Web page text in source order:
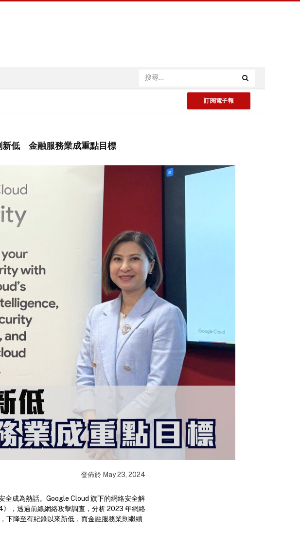
訂閱電子報
新低 金融服務業成重點目標
發佈於 May 23, 2024
全成為熱話。Google Cloud 旗下的網絡安全解
，透過前線網絡攻擊調查，分析 2023 年網絡
下降至有紀錄以來新低，而金融服務業則繼續